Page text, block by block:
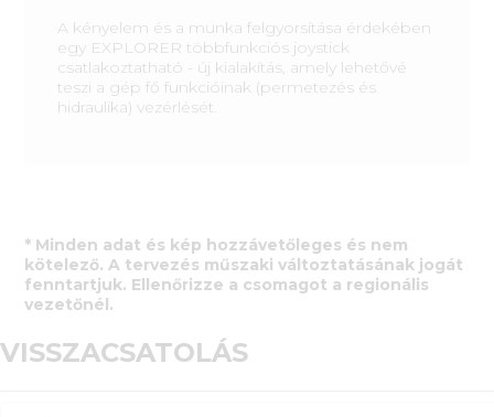
A kényelem és a munka felgyorsítása érdekében
egy EXPLORER többfunkciós joystick
csatlakoztatható - új kialakítás, amely lehetővé
teszi a gép fő funkcióinak (permetezés és
hidraulika) vezérlését.
* Minden adat és kép hozzávetőleges és nem
kötelező. A tervezés műszaki változtatásának jogát
fenntartjuk. Ellenőrizze a csomagot a regionális
vezetőnél.
VISSZACSATOLÁS